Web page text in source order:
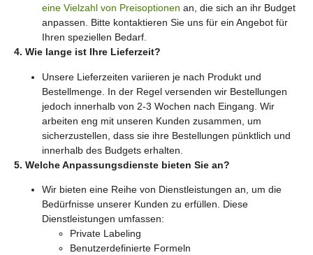
eine Vielzahl von Preisoptionen an, die sich an ihr Budget
anpassen. Bitte kontaktieren Sie uns für ein Angebot für
Ihren speziellen Bedarf.
4. Wie lange ist Ihre Lieferzeit?
Unsere Lieferzeiten variieren je nach Produkt und
Bestellmenge. In der Regel versenden wir Bestellungen
jedoch innerhalb von 2-3 Wochen nach Eingang. Wir
arbeiten eng mit unseren Kunden zusammen, um
sicherzustellen, dass sie ihre Bestellungen pünktlich und
innerhalb des Budgets erhalten.
5. Welche Anpassungsdienste bieten Sie an?
Wir bieten eine Reihe von Dienstleistungen an, um die
Bedürfnisse unserer Kunden zu erfüllen. Diese
Dienstleistungen umfassen:
Private Labeling
Benutzerdefinierte Formeln